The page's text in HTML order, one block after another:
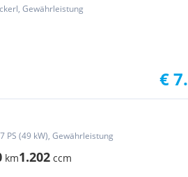
Gewährleistung
€
PS (49 kW), Gewährleistung
km1.202 ccm